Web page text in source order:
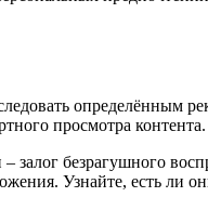
определённым
просмотра контента.
залог безрагушного
Узнайте, есть ли